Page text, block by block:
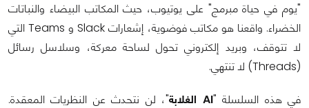
"يوم في حياة مبرمج" على يوتيوب، حيث المكاتب البيضاء والنباتات
الخضراء. واقعنا هو مكاتب فوضوية، إشعارات Slack و Teams التي
لا تتوقف، وبريد إلكتروني تحول لساحة معركة، وسلاسل رسائل
(Threads) لا تنتهي.
في هذه السلسلة "AI الغلابة
"، لن نتحدث عن النظريات المعقدة.